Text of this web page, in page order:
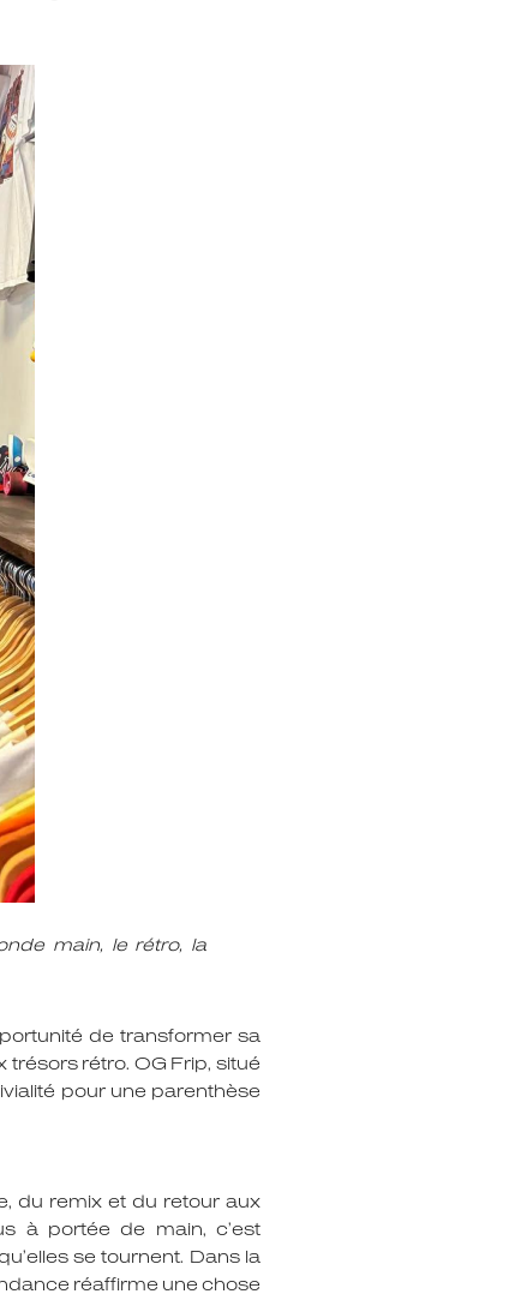
main, le rétro, la
de transformer sa
rétro. OG Frip, situé
pour une parenthèse
du remix et du retour aux
à portée de main, c’est
se tournent. Dans la
réaffirme une chose